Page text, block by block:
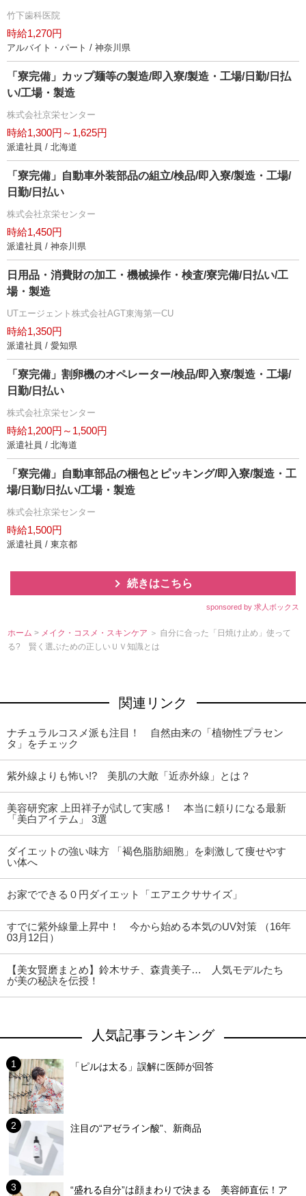
竹下歯科医院
時給1,270円
アルバイト・パート / 神奈川県
「寮完備」カップ麺等の製造/即入寮/製造・工場/日勤/日払
い/工場・製造
株式会社京栄センター
時給1,300円～1,625円
派遣社員 / 北海道
「寮完備」自動車外装部品の組立/検品/即入寮/製造・工場/
日勤/日払い
株式会社京栄センター
時給1,450円
派遣社員 / 神奈川県
日用品・消費財の加工・機械操作・検査/寮完備/日払い/工
場・製造
UTエージェント株式会社AGT東海第一CU
時給1,350円
派遣社員 / 愛知県
「寮完備」割卵機のオペレーター/検品/即入寮/製造・工場/
日勤/日払い
株式会社京栄センター
時給1,200円～1,500円
派遣社員 / 北海道
「寮完備」自動車部品の梱包とピッキング/即入寮/製造・工
場/日勤/日払い/工場・製造
株式会社京栄センター
時給1,500円
派遣社員 / 東京都
続きはこちら
sponsored by 求人ボックス
ホーム > メイク・コスメ・スキンケア ＞ 自分に合った「日焼け止め」使って
る? 賢く選ぶための正しいＵＶ知識とは
関連リンク
ナチュラルコスメ派も注目！ 自然由来の「植物性プラセン
タ」をチェック
紫外線よりも怖い!? 美肌の大敵「近赤外線」とは？
美容研究家 上田祥子が試して実感！ 本当に頼りになる最新
「美白アイテム」 3選
ダイエットの強い味方 「褐色脂肪細胞」を刺激して痩せやす
い体へ
お家でできる０円ダイエット「エアエクササイズ」
すでに紫外線量上昇中！ 今から始める本気のUV対策 （16年
03月12日）
【美女賢磨まとめ】鈴木サチ、森貴美子… 人気モデルたち
が美の秘訣を伝授！
人気記事ランキング
「ピルは太る」誤解に医師が回答
注目の“アゼライン酸”、新商品
“盛れる自分”は顔まわりで決まる 美容師直伝！ア